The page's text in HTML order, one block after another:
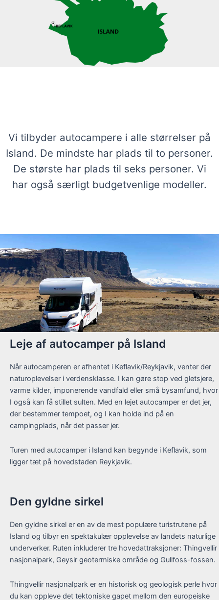
Vi tilbyder autocampere i alle størrelser på
Island. De mindste har plads til to personer.
De største har plads til seks personer. Vi
har også særligt budgetvenlige modeller.
Leje af autocamper på Island
Når autocamperen er afhentet i Keflavik/Reykjavik, venter der
naturoplevelser i verdensklasse. I kan gøre stop ved gletsjere,
varme kilder, imponerende vandfald eller små bysamfund, hvor
I også kan få stillet sulten. Med en lejet autocamper er det jer,
der bestemmer tempoet, og I kan holde ind på en
campingplads, når det passer jer.
Turen med autocamper i Island kan begynde i Keflavik, som
ligger tæt på hovedstaden Reykjavik.
Den gyldne sirkel
Den gyldne sirkel er en av de mest populære turistrutene på
Island og tilbyr en spektakulær opplevelse av landets naturlige
underverker. Ruten inkluderer tre hovedattraksjoner: Thingvellir
nasjonalpark, Geysir geotermiske område og Gullfoss-fossen.
Thingvellir nasjonalpark er en historisk og geologisk perle hvor
du kan oppleve det tektoniske gapet mellom den europeiske